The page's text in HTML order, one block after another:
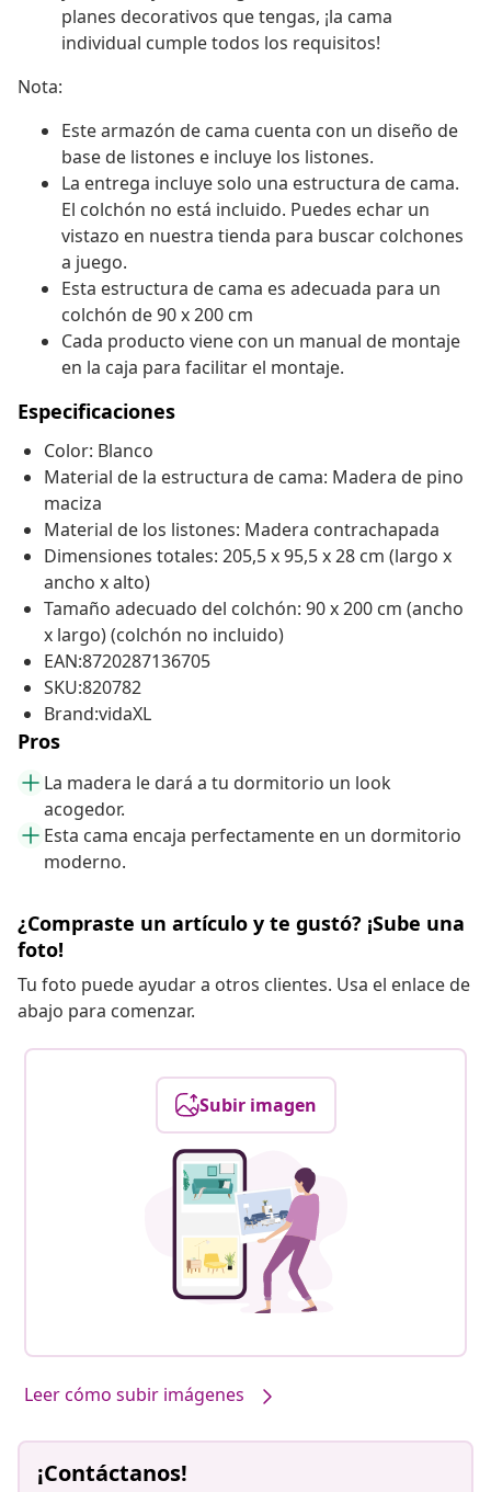
planes decorativos que tengas, ¡la cama
individual cumple todos los requisitos!
Nota:
Este armazón de cama cuenta con un diseño de
base de listones e incluye los listones.
La entrega incluye solo una estructura de cama.
El colchón no está incluido. Puedes echar un
vistazo en nuestra tienda para buscar colchones
a juego.
Esta estructura de cama es adecuada para un
colchón de 90 x 200 cm
Cada producto viene con un manual de montaje
en la caja para facilitar el montaje.
Especificaciones
Color: Blanco
Material de la estructura de cama: Madera de pino
maciza
Material de los listones: Madera contrachapada
Dimensiones totales: 205,5 x 95,5 x 28 cm (largo x
ancho x alto)
Tamaño adecuado del colchón: 90 x 200 cm (ancho
x largo) (colchón no incluido)
EAN:8720287136705
SKU:820782
Brand:vidaXL
Pros
La madera le dará a tu dormitorio un look
acogedor.
Esta cama encaja perfectamente en un dormitorio
moderno.
¿Compraste un artículo y te gustó? ¡Sube una
foto!
Tu foto puede ayudar a otros clientes. Usa el enlace de
abajo para comenzar.
Subir imagen
Leer cómo subir imágenes
¡Contáctanos!